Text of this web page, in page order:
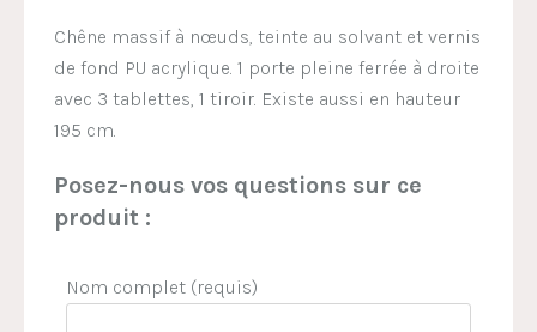
Chêne massif à nœuds, teinte au solvant et vernis
de fond PU acrylique. 1 porte pleine ferrée à droite
avec 3 tablettes, 1 tiroir. Existe aussi en hauteur
195 cm.
Posez-nous vos questions sur ce
produit :
Nom complet (requis)